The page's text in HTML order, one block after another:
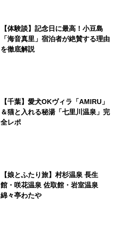
【体験談】記念日に最高！小豆島
「海音真里」宿泊者が絶賛する理由
を徹底解説
【千葉】愛犬OKヴィラ「AMIRU」
＆猫と入れる秘湯「七里川温泉」完
全レポ
【娘とふたり旅】村杉温泉 長生
館・咲花温泉 佐取館・岩室温泉
綿々亭わたや